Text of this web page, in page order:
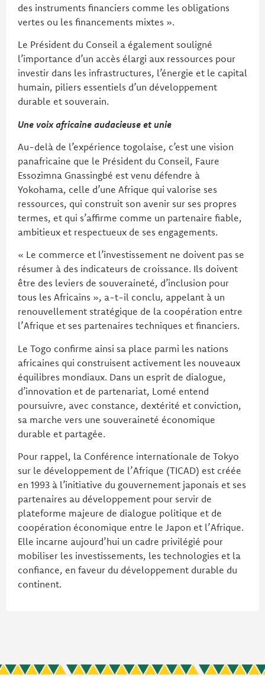
des instruments financiers comme les obligations
vertes ou les financements mixtes ».
Le Président du Conseil a également souligné
l’importance d’un accès élargi aux ressources pour
investir dans les infrastructures, l’énergie et le capital
humain, piliers essentiels d’un développement
durable et souverain.
Une voix africaine audacieuse et unie
Au-delà de l’expérience togolaise, c’est une vision
panafricaine que le Président du Conseil, Faure
Essozimna Gnassingbé est venu défendre à
Yokohama, celle d’une Afrique qui valorise ses
ressources, qui construit son avenir sur ses propres
termes, et qui s’affirme comme un partenaire fiable,
ambitieux et respectueux de ses engagements.
« Le commerce et l’investissement ne doivent pas se
résumer à des indicateurs de croissance. Ils doivent
être des leviers de souveraineté, d’inclusion pour
tous les Africains », a-t-il conclu, appelant à un
renouvellement stratégique de la coopération entre
l’Afrique et ses partenaires techniques et financiers.
Le Togo confirme ainsi sa place parmi les nations
africaines qui construisent activement les nouveaux
équilibres mondiaux. Dans un esprit de dialogue,
d’innovation et de partenariat, Lomé entend
poursuivre, avec constance, dextérité et conviction,
sa marche vers une souveraineté économique
durable et partagée.
Pour rappel, la Conférence internationale de Tokyo
sur le développement de l’Afrique (TICAD) est créée
en 1993 à l’initiative du gouvernement japonais et ses
partenaires au développement pour servir de
plateforme majeure de dialogue politique et de
coopération économique entre le Japon et l’Afrique.
Elle incarne aujourd’hui un cadre privilégié pour
mobiliser les investissements, les technologies et la
confiance, en faveur du développement durable du
continent.